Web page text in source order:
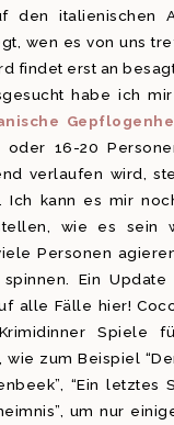
den italienischen
wen es von uns
findet erst an
habe ich
oder 16-20
verlaufen wird,
Ich kann es mir
wie es sein
Personen
Ein Update
alle Fälle hier!
Spiele
wie zum Beispiel
“Ein letztes
um nur